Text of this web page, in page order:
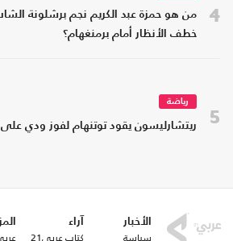
4
من هو حمزة عبد الكريم نجم برشلونة
خطف الأنظار أمام برمنغهام؟
5
رياضة
ريتشارليسون يقود توتنهام لفوز ودي
الأخبار آراء